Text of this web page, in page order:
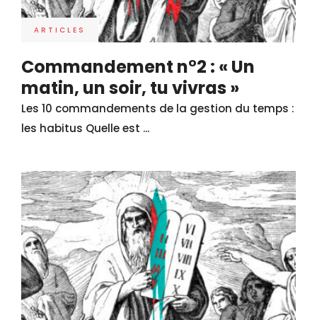
ARTICLES
Commandement n°2 : « Un
matin, un soir, tu vivras »
Les 10 commandements de la gestion du temps :
les habitus Quelle est ...